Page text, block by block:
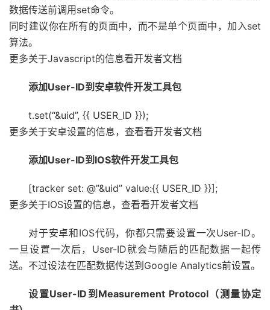
数据传送前调用set命令。
同时建议你在所有的页面中，而不是单个页面中，加入set
算法。
更多关于Javascript的信息看开发者文档
添加User-ID到安卓软件开发工具包
t.set(“&uid”, {{ USER_ID }});
更多关于安卓设置的信息，查看看开发者文档
添加User-ID到IOS软件开发工具包
[tracker set: @”&uid” value:{{ USER_ID }}];
更多关于IOS设置的信息，查看看开发者文档
对于安卓和IOS代码，你都只需要设置一次User-ID。
一旦设置一次后，User-ID就会与随后的匹配数据一起传
送。不过设法在匹配数据传送到Google Analytics前设置。
设置User-ID到Measurement Protocol（测量协定